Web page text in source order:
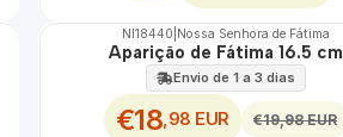
DESCONTO
NI18440 Nossa Senhora de Fátima
Aparição de Fátima 16.5 cm
Envio de 1 a 3 dias
€18 ,98 EUR €19,98 EUR